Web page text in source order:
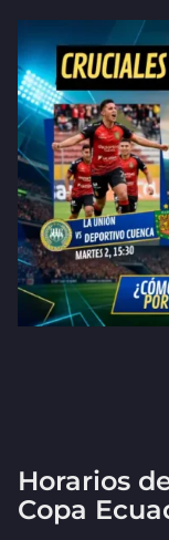
Horarios
Copa